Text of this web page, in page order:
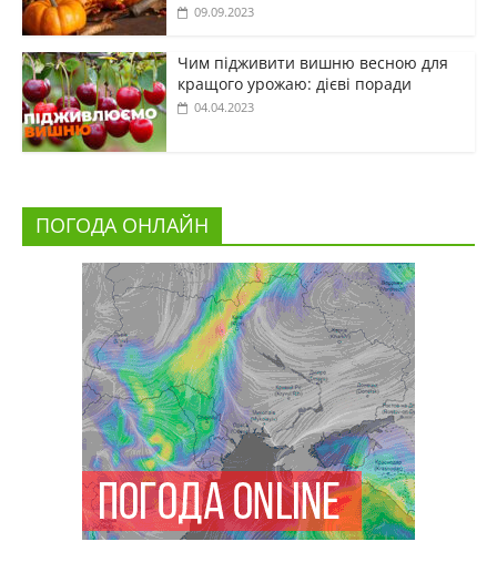
09.09.2023
Чим підживити вишню весною для
кращого урожаю: дієві поради
04.04.2023
ПОГОДА ОНЛАЙН